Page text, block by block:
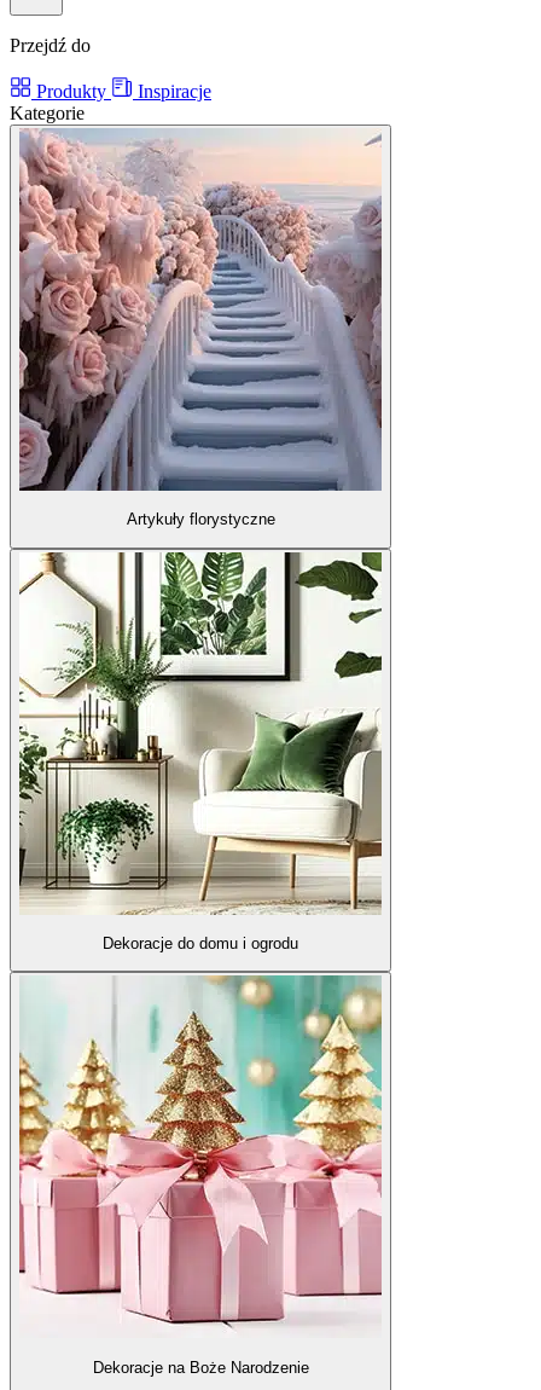
Przejdź do
Produkty
Inspiracje
Kategorie
Artykuły florystyczne
Dekoracje do domu i ogrodu
Dekoracje na Boże Narodzenie